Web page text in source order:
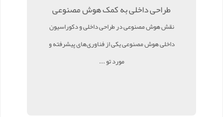
طراحی داخلی به کمک هوش مصنوعی
نقش هوش مصنوعی در طراحی داخلی و دکوراسیون
داخلی هوش مصنوعی یکی از فناوری‌های پیشرفته و
مورد تو ...